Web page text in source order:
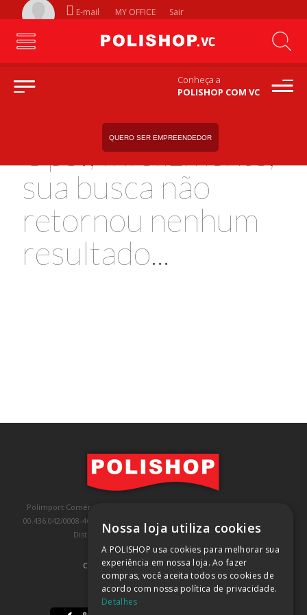
E-mail MY OFFICE Sair
Conheça a
POLISHOP COM VC
QUERO SER EMPREENDEDOR
Ops!, Infelizmente,
sua busca não
retornou nenhum
resultado...
Polimport Comércio e Exportação LTDA, inscrita no CNPJ/MF sob o nº
00.436.042/0008-46, IE 407.458.707.103, com sede na Rua Kanebo, nº 175,
Distrito Industrial, Jundiaí/SP, CEP: 13213-090
COMPRA 100% SEGURA (SAIBA MAIS)
BAIXE NOSSO APP
Nossa loja utiliza cookies
A POLISHOP usa cookies para melhorar sua
experiência em nossa loja. Ao fazer
compras, você aceita todos os cookies de
acordo com nossa política de privacidade.
Detalhes